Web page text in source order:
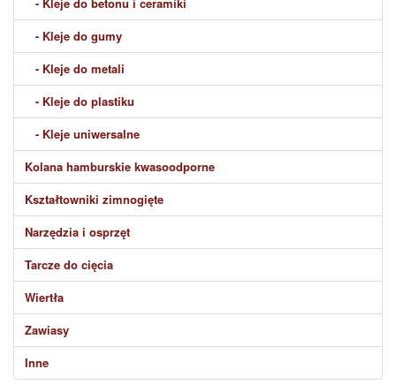
- Kleje do gumy
- Kleje do metali
- Kleje do plastiku
- Kleje uniwersalne
Kolana hamburskie kwasoodporne
Kształtowniki zimnogięte
Narzędzia i osprzęt
Tarcze do cięcia
Wiertła
Zawiasy
Inne